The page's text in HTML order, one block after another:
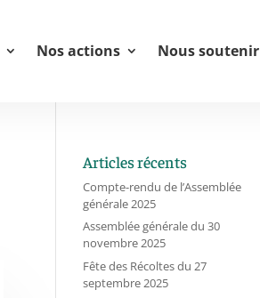
Nos actions Nous soutenir
Articles récents
Compte-rendu de l’Assemblée
générale 2025
Assemblée générale du 30
novembre 2025
Fête des Récoltes du 27
septembre 2025